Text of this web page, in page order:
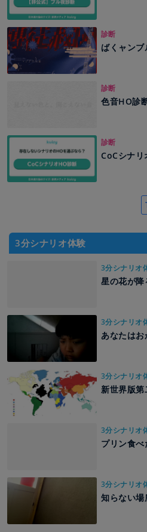
診断
ばくャンブ
診断
色音HO診
診断
CoCシナ
3分シナリオ体験
3分シナリオ
星の花が降
3分シナリオ
あなたはお
3分シナリオ
新世界版
3分シナリオ
プリン食べ
3分シナリオ
知らない場